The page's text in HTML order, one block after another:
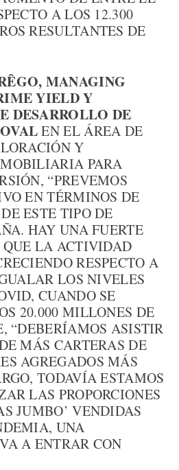
A LOS 12.300
RESULTANTES DE
MANAGING
YIELD Y
DESARROLLO DE
EN EL ÁREA DE
Y
PARA
“PREVEMOS
EN TÉRMINOS DE
ESTE TIPO DE
HAY UNA FUERTE
LA ACTIVIDAD
RESPECTO A
LOS NIVELES
CUANDO SE
20.000 MILLONES DE
“DEBERÍAMOS ASISTIR
MÁS CARTERAS DE
AGREGADOS MÁS
TODAVÍA ESTAMOS
LAS PROPORCIONES
JUMBO’ VENDIDAS
UNA
A ENTRAR CON